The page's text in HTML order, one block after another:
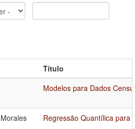
Título
Modelos para Dados
Regressão Quantílica para